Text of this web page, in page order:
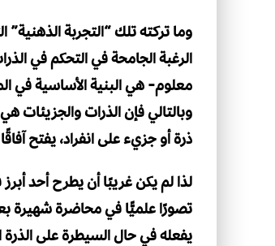
وما تركته تلك “التجربة
الرغبة الجامحة في التحكم في
معلوم- هي البنية الأساسية في
وبالتالي فإن الذرات والجزيئات
ذرة أو جزيء على انفراد، يفتح
تصورًا علميًّا في محاضرة شهيرة
يفعله في حال السيطرة على